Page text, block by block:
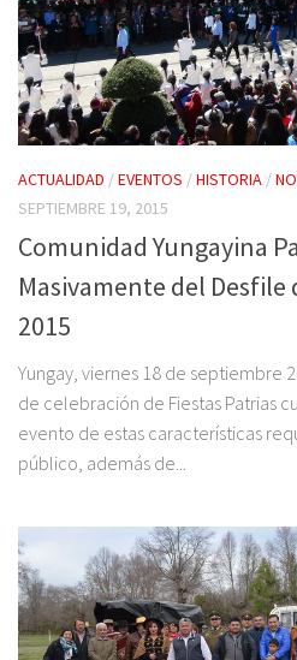
ACTUALIDAD /EVENTOS /HISTORIA /
SEPTIEMBRE 19, 2015
Comunidad Yungayina
Masivamente del Desfile
2015
Yungay, viernes 18 de septiembre
de celebración de Fiestas Patrias
evento de estas características
público, además de...